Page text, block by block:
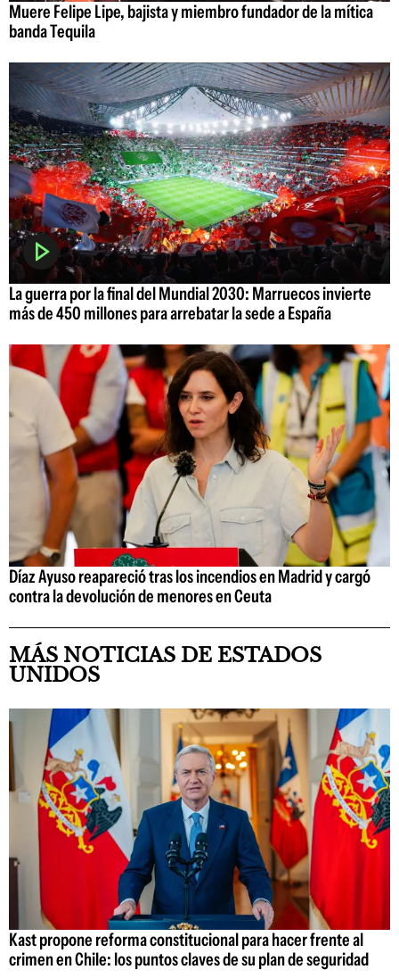
Muere Felipe Lipe, bajista y miembro fundador de la mítica
banda Tequila
La guerra por la final del Mundial 2030: Marruecos invierte
más de 450 millones para arrebatar la sede a España
Díaz Ayuso reapareció tras los incendios en Madrid y cargó
contra la devolución de menores en Ceuta
MÁS NOTICIAS DE ESTADOS
UNIDOS
Kast propone reforma constitucional para hacer frente al
crimen en Chile: los puntos claves de su plan de seguridad